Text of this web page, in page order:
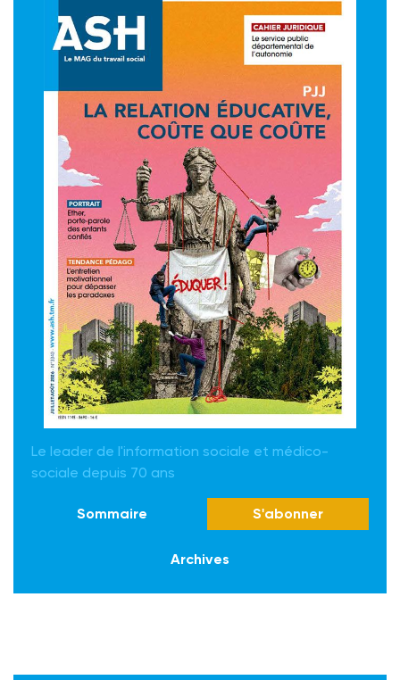
Le leader de l'information sociale et médico-
sociale depuis 70 ans
Sommaire S'abonner
Archives